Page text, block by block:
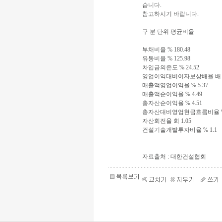
습니다.
참고하시기 바랍니다.
구 분 단위 평균비율
부채비율 % 180.48
유동비율 % 125.98
차입금의존도 % 24.52
영업이익대비이자보상배율 배
매출액영업이익율 % 5.37
매출액순이익율 % 4.49
총자산순이익율 % 4.51
총자산대비영업현금흐름비율
자산회전율 회 1.05
건설기술개발투자비율 % 1.1
자료출처 : 대한건설협회